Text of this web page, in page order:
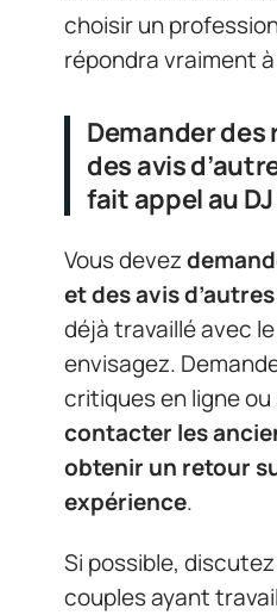
choisir un
répondra vraiment
Demander
des avis
fait appel au
Vous devez
et des avis
déjà travaillé avec
envisagez.
critiques en ligne
contacter les
obtenir un retour
expérience.
Si possible,
couples ayant